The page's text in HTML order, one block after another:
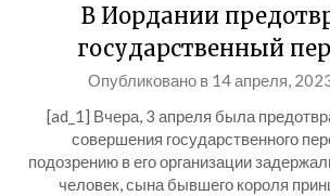
В Иордании
государственный
Опубликовано в 14 апреля,
[ad_1] Вчера, 3 апреля была
совершения государственного
подозрению в его организации
человек, сына бывшего короля